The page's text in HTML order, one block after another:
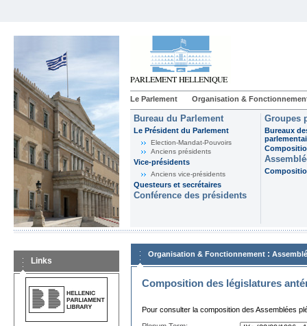
Le Parlement Organisation &
Bureau du Parlement
Le Président du Parlement
Election-Mandat-Pouvoirs
Anciens présidents
Vice-présidents
Anciens vice-présidents
Questeurs et secrétaires
Conférence des présidents
Groupes
Bureaux
Links
Organisation & Fonctionnement :
Composition des législatures
Pour consulter la composition des Assemblées